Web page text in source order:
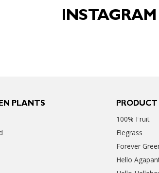
INSTAGRAM
PLANTS PRODUCT
100% Fruit
Elegrass
Forever
Hello